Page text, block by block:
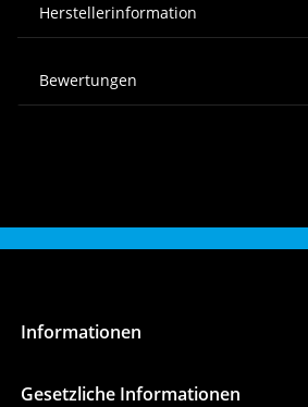
Herstellerinformation
Bewertungen
Informationen
Gesetzliche Informationen